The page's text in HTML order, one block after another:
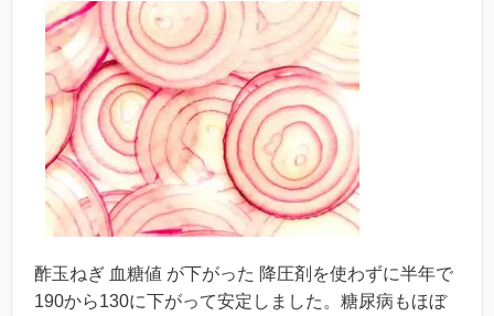
酢玉ねぎ 血糖値 が下がった 降圧剤を使わずに半年で
190から130に下がって安定しました。糖尿病もほぼ